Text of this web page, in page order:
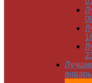
январь